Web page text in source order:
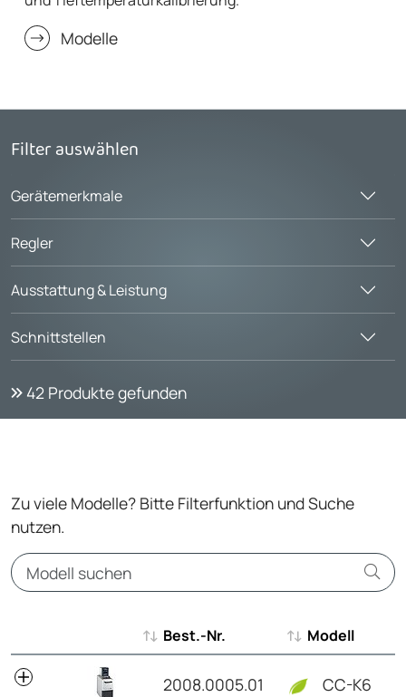
Modelle
Filter auswählen
Gerätemerkmale
Regler
Ausstattung & Leistung
Schnittstellen
42 Produkte gefunden
Zu viele Modelle? Bitte Filterfunktion und Suche
nutzen.
Best.-Nr.
Modell
2008.0005.01 CC-K6